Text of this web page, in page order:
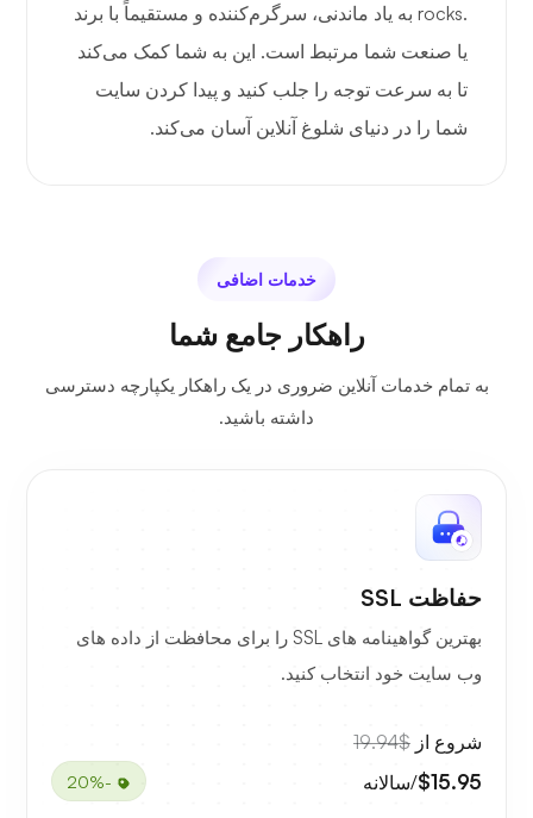
.rocks به یاد ماندنی، سرگرم‌کننده و مستقیماً با برند
یا صنعت شما مرتبط است. این به شما کمک می‌کند
تا به سرعت توجه را جلب کنید و پیدا کردن سایت
شما را در دنیای شلوغ آنلاین آسان می‌کند.
خدمات اضافی
راهکار جامع شما
به تمام خدمات آنلاین ضروری در یک راهکار یکپارچه دسترسی
داشته باشید.
حفاظت SSL
بهترین گواهینامه های SSL را برای محافظت از داده های
وب سایت خود انتخاب کنید.
شروع از $19.94
$15.95/سالانه -20%